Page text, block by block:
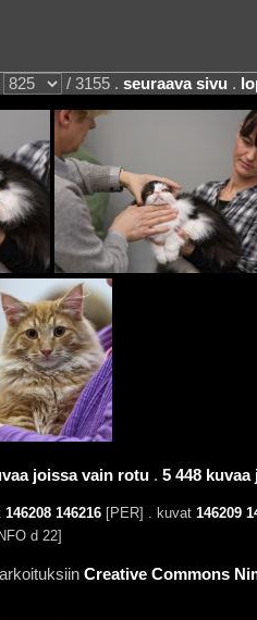
/ 3155 . seuraava sivu .
joissa vain rotu. 5 448
146208 146216[PER] . kuvat 146209
d 22]
Creative Commons